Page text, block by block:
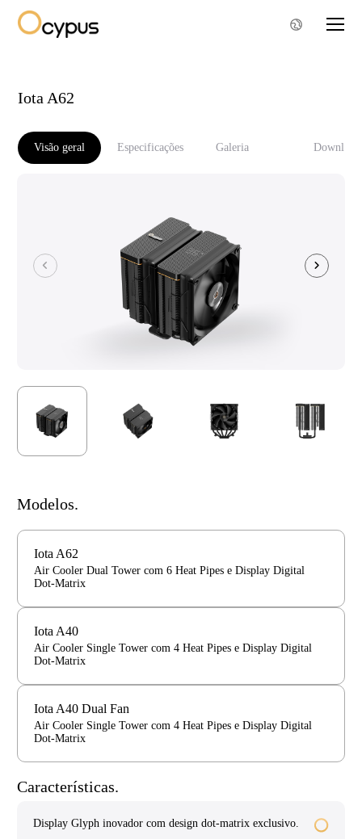
Iota A62
Visão geral Especificações Galeria Download
Modelos.
Iota A62
Air Cooler Dual Tower com 6 Heat Pipes e Display Digital
Dot-Matrix
Iota A40
Air Cooler Single Tower com 4 Heat Pipes e Display Digital
Dot-Matrix
Iota A40 Dual Fan
Air Cooler Single Tower com 4 Heat Pipes e Display Digital
Dot-Matrix
Características.
Display Glyph inovador com design dot-matrix exclusivo.